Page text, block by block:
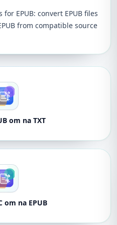
EPUB: convert EPUB files
from compatible source
om na TXT
om na EPUB